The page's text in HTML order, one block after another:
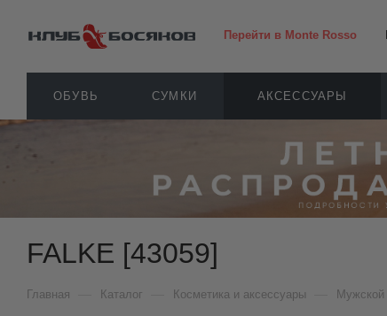
Перейти в Monte Rosso
ОБУВЬ СУМКИ АКСЕССУАРЫ
FALKE [43059]
Главная Каталог Косметика и аксессуары Мужской